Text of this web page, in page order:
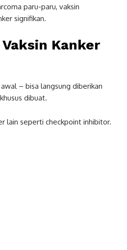
paru-paru, vaksin
signifikan.
Kanker
– bisa langsung diberikan
dibuat.
lain seperti checkpoint inhibitor.